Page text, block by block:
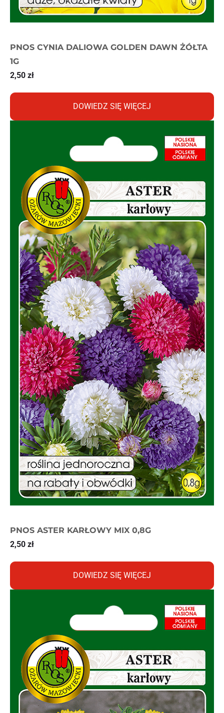
PNOS CYNIA DALIOWA GOLDEN DAWN ŻÓŁTA
1G
2,50 zł
DOWIEDZ SIĘ WIĘCEJ
PNOS ASTER KARŁOWY MIX 0,8G
2,50 zł
DOWIEDZ SIĘ WIĘCEJ